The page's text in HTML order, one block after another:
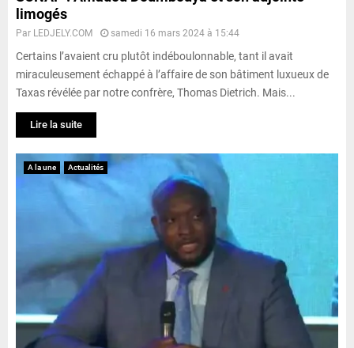
limogés
Par LEDJELY.COM samedi 16 mars 2024 à 15:44
Certains l’avaient cru plutôt indéboulonnable, tant il avait
miraculeusement échappé à l’affaire de son bâtiment luxueux de
Taxas révélée par notre confrère, Thomas Dietrich. Mais...
Lire la suite
A la une Actualités